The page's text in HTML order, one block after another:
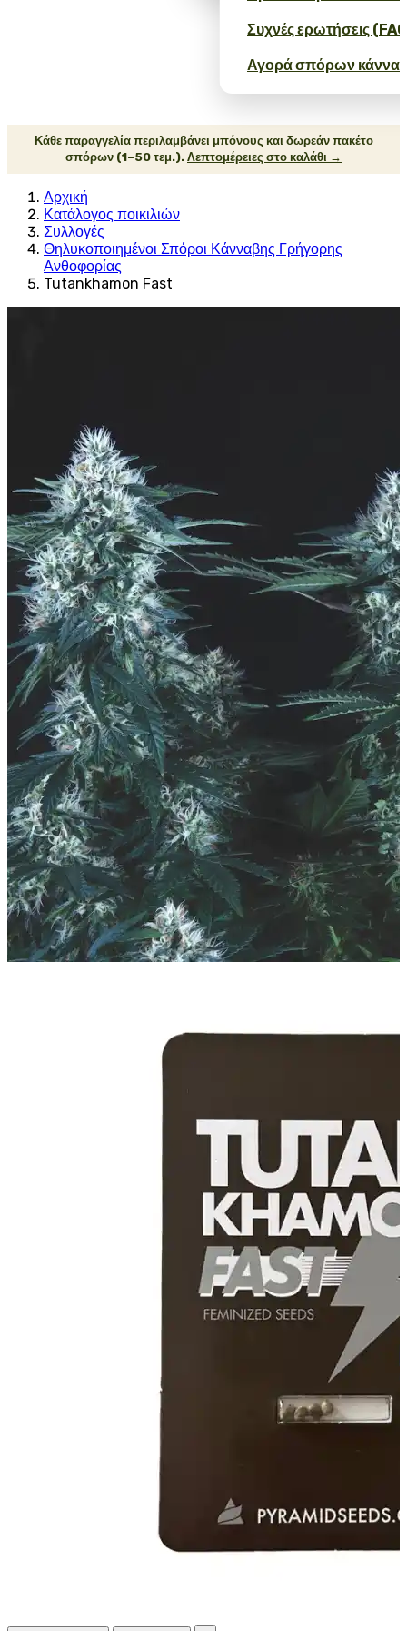
Συχνές ερωτήσεις
Αγορά σπόρων
Κάθε παραγγελία περιλαμβάνει μπόνους και δωρεάν πακέτο
σπόρων (1–50 τεμ.). Λεπτομέρειες στο καλάθι →
Αρχική
Κατάλογος ποικιλιών
Συλλογές
Θηλυκοποιημένοι Σπόροι Κάνναβης Γρήγορης
Ανθοφορίας
Tutankhamon Fast